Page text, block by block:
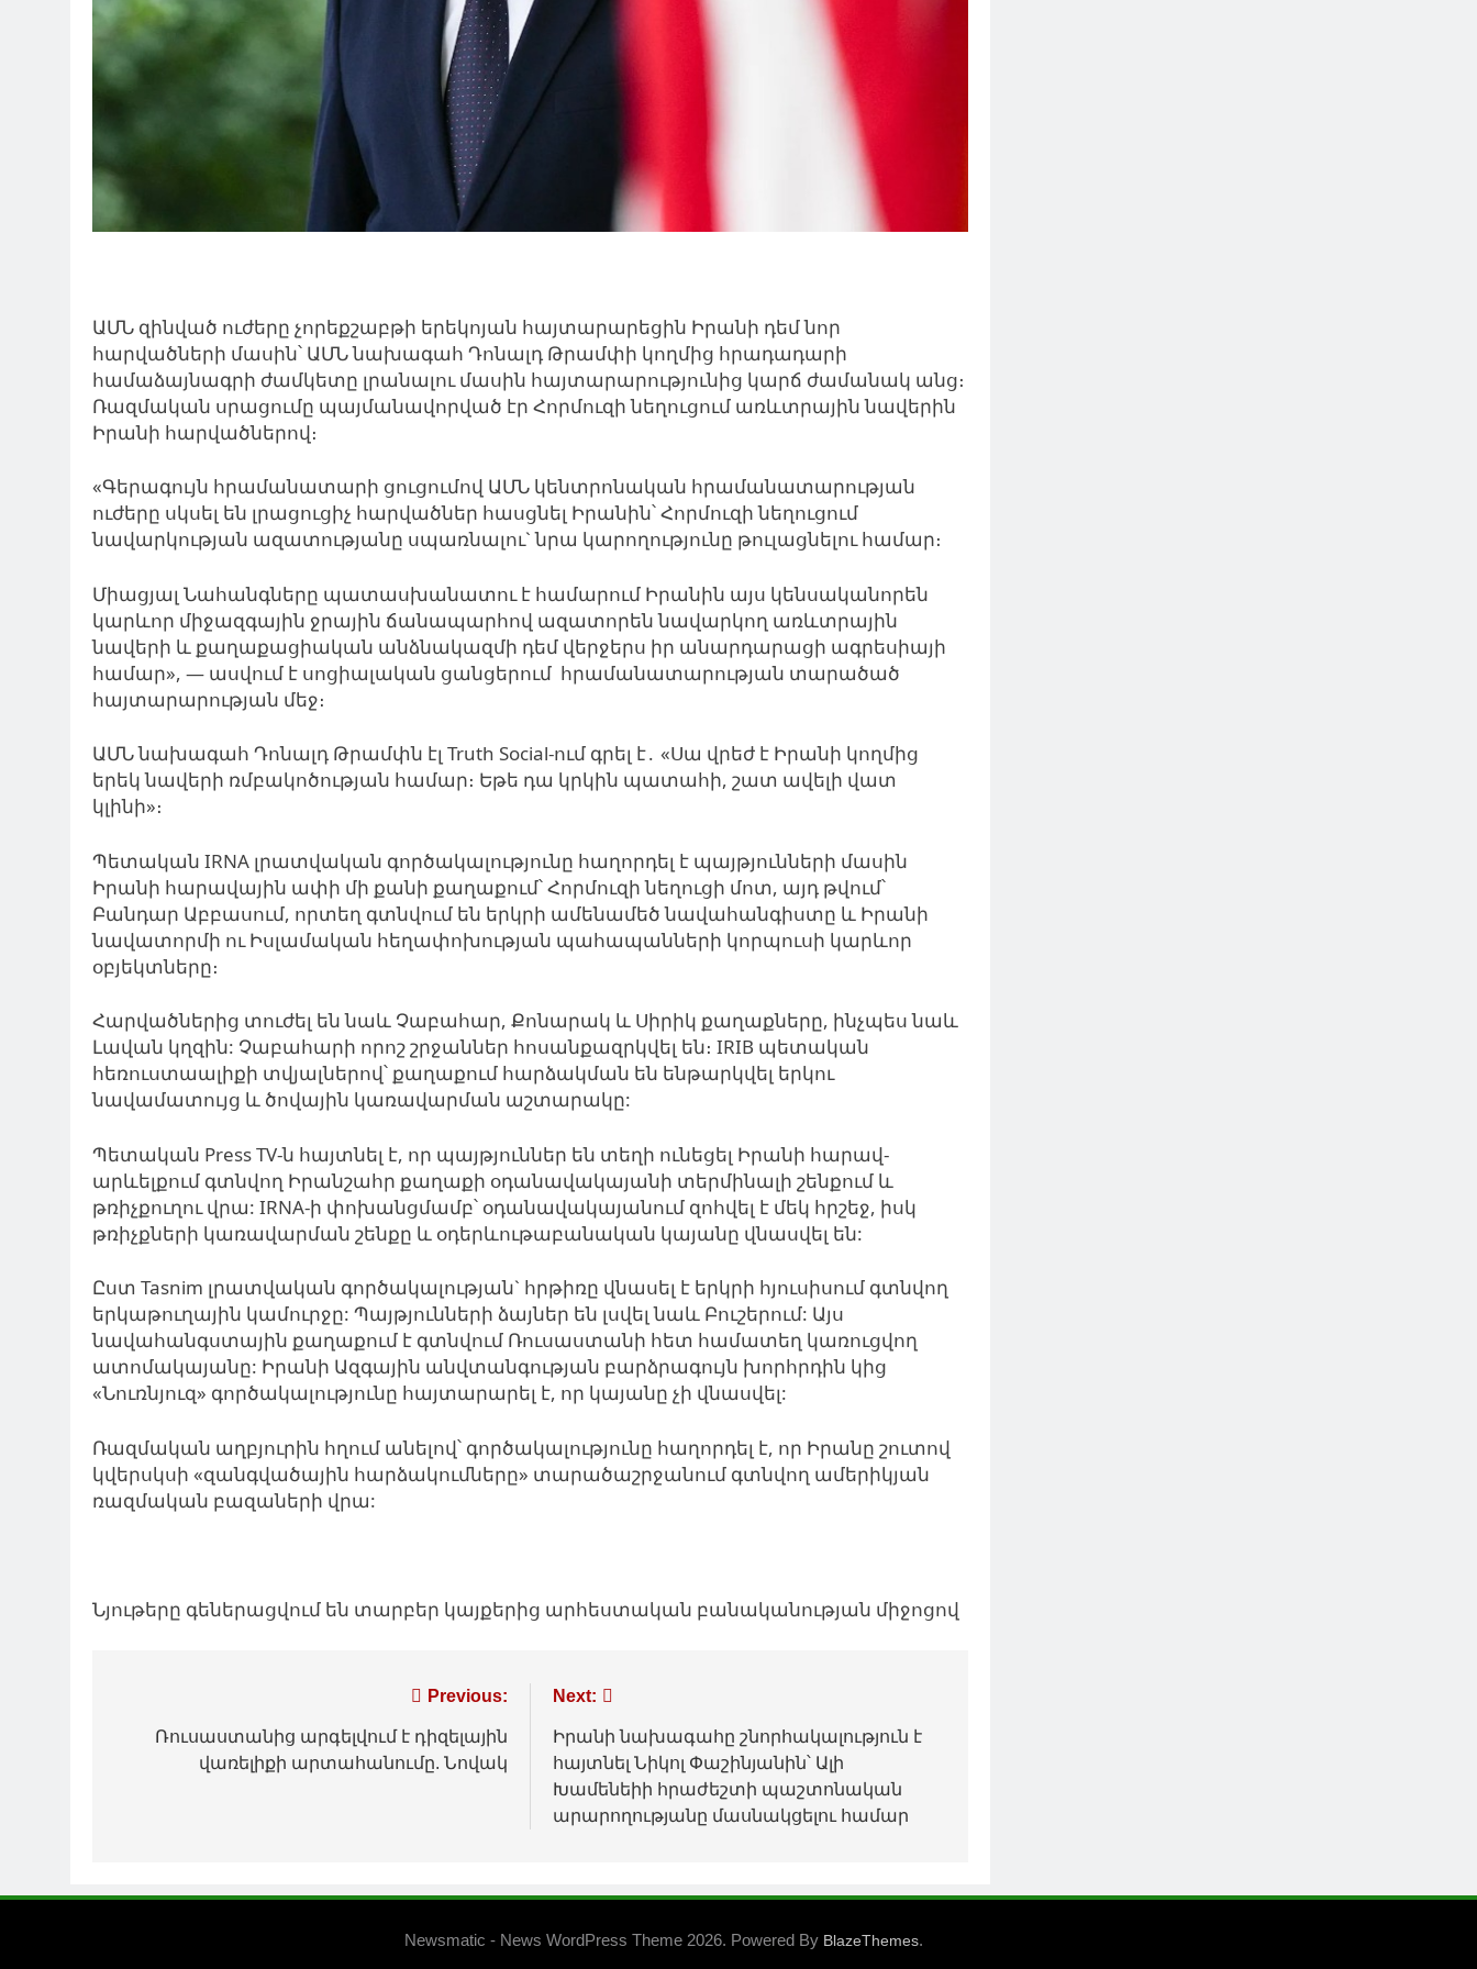
ԱՄՆ զինված ուժերը չորեքշաբթի երեկոյան հայտարարեցին Իրանի դեմ նոր
հարվածների մասին՝ ԱՄՆ նախագահ Դոնալդ Թրամփի կողմից հրադադարի
համաձայնագրի ժամկետը լրանալու մասին հայտարարությունից կարճ ժամանակ անց։
Ռազմական սրացումը պայմանավորված էր Հորմուզի նեղուցում առևտրային նավերին
Իրանի հարվածներով։
«Գերագույն հրամանատարի ցուցումով ԱՄՆ կենտրոնական հրամանատարության
ուժերը սկսել են լրացուցիչ հարվածներ հասցնել Իրանին՝ Հորմուզի նեղուցում
նավարկության ազատությանը սպառնալու` նրա կարողությունը թուլացնելու համար։
Միացյալ Նահանգները պատասխանատու է համարում Իրանին այս կենսականորեն
կարևոր միջազգային ջրային ճանապարհով ազատորեն նավարկող առևտրային
նավերի և քաղաքացիական անձնակազմի դեմ վերջերս իր անարդարացի ագրեսիայի
համար», — ասվում է սոցիալական ցանցերում հրամանատարության տարածած
հայտարարության մեջ։
ԱՄՆ նախագահ Դոնալդ Թրամփն էլ Truth Social-ում գրել է․ «Սա վրեժ է Իրանի կողմից
երեկ նավերի ռմբակոծության համար։ Եթե դա կրկին պատահի, շատ ավելի վատ
կլինի»։
Պետական ​​IRNA լրատվական գործակալությունը հաղորդել է պայթյունների մասին
Իրանի հարավային ափի մի քանի քաղաքում՝ Հորմուզի նեղուցի մոտ, այդ թվում՝
Բանդար Աբբասում, որտեղ գտնվում են երկրի ամենամեծ նավահանգիստը և Իրանի
նավատորմի ու Իսլամական հեղափոխության պահապանների կորպուսի կարևոր
օբյեկտները։
Հարվածներից տուժել են նաև Չաբահար, Քոնարակ և Սիրիկ քաղաքները, ինչպես նաև
Լավան կղզին: Չաբահարի որոշ շրջաններ հոսանքազրկվել են։ IRIB պետական ​​
հեռուստաալիքի տվյալներով՝ քաղաքում հարձակման են ենթարկվել երկու
նավամատույց և ծովային կառավարման աշտարակը:
Պետական ​​Press TV-ն հայտնել է, որ պայթյուններ են տեղի ունեցել Իրանի հարավ-
արևելքում գտնվող Իրանշահր քաղաքի օդանավակայանի տերմինալի շենքում և
թռիչքուղու վրա: IRNA-ի փոխանցմամբ՝ օդանավակայանում զոհվել է մեկ հրշեջ, իսկ
թռիչքների կառավարման շենքը և օդերևութաբանական կայանը վնասվել են:
Ըստ Tasnim լրատվական գործակալության` հրթիռը վնասել է երկրի հյուսիսում գտնվող
երկաթուղային կամուրջը: Պայթյունների ձայներ են լսվել նաև Բուշերում: Այս
նավահանգստային քաղաքում է գտնվում Ռուսաստանի հետ համատեղ կառուցվող
ատոմակայանը: Իրանի Ազգային անվտանգության բարձրագույն խորհրդին կից
«Նուռնյուզ» գործակալությունը հայտարարել է, որ կայանը չի վնասվել:
Ռազմական աղբյուրին հղում անելով՝ գործակալությունը հաղորդել է, որ Իրանը շուտով
կվերսկսի «զանգվածային հարձակումները» տարածաշրջանում գտնվող ամերիկյան
ռազմական բազաների վրա:
Նյութերը գեներացվում են տարբեր կայքերից արհեստական բանականության միջոցով
նավարկումը
Previous:
Ռուսաստանից արգելվում է դիզելային
վառելիքի արտահանումը. Նովակ
Next:
Իրանի նախագահը շնորհակալություն է
հայտնել Նիկոլ Փաշինյանին՝ Ալի
Խամենեիի հրաժեշտի պաշտոնական
արարողությանը մասնակցելու համար
Newsmatic - News WordPress Theme 2026. Powered By BlazeThemes.